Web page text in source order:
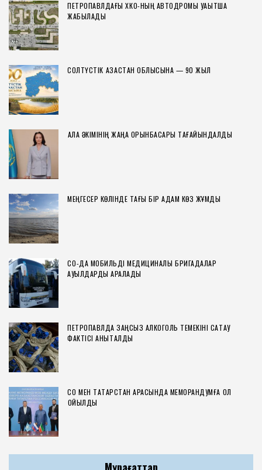
ПЕТРОПАВЛДАҒЫ ХҚКО-НЫҢ АВТОДРОМЫ УАҚЫТША
ЖАБЫЛАДЫ
СОЛТҮСТІК ҚАЗАҚСТАН ОБЛЫСЫНА — 90 ЖЫЛ
ҚАЛА ӘКІМІНІҢ ЖАҢА ОРЫНБАСАРЫ ТАҒАЙЫНДАЛДЫ
МЕҢГЕСЕР КӨЛІНДЕ ТАҒЫ БІР АДАМ КӨЗ ЖҰМДЫ
СҚО-ДА МОБИЛЬДІ МЕДИЦИНАЛЫҚ БРИГАДАЛАР
АУЫЛДАРДЫ АРАЛАДЫ
ПЕТРОПАВЛДА ЗАҢСЫЗ АЛКОГОЛЬ ТЕМЕКІНІ САҚТАУ
ФАКТІСІ АНЫҚТАЛДЫ
СҚО МЕН ТАТАРСТАН АРАСЫНДА МЕМОРАНДУМҒА ҚОЛ
ҚОЙЫЛДЫ